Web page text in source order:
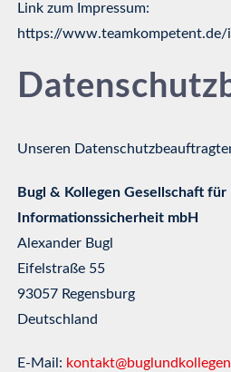
Link zum Impressum:
https://www.teamkompetent.de/
Unseren
Bugl & Kollegen Gesellschaft für
Informationssicherheit mbH
Alexander Bugl
Eifelstraße 55
93057 Regensburg
Deutschland
E-Mail: